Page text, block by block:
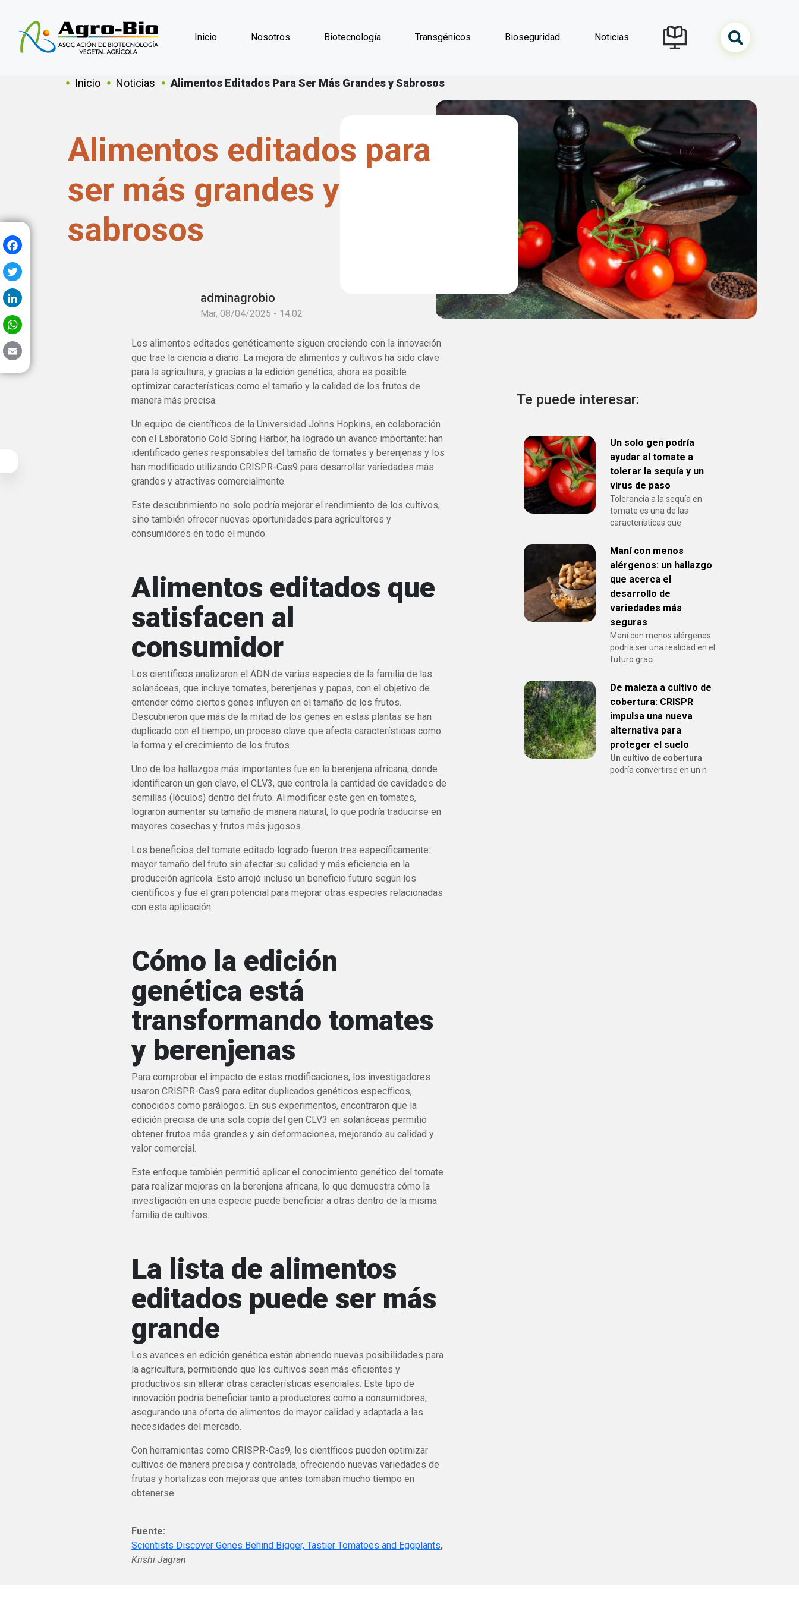
Inicio Nosotros Biotecnología Transgénicos Bioseguridad Noticias
Sobrescribir enlaces de ayuda a la navegación
Inicio Noticias Alimentos Editados Para Ser Más Grandes y Sabrosos
Alimentos editados para
ser más grandes y
sabrosos
adminagrobio
Mar, 08/04/2025 - 14:02
Los alimentos editados genéticamente siguen creciendo con la innovación
que trae la ciencia a diario. La mejora de alimentos y cultivos ha sido clave
para la agricultura, y gracias a la edición genética, ahora es posible
optimizar características como el tamaño y la calidad de los frutos de
manera más precisa.
Un equipo de científicos de la Universidad Johns Hopkins, en colaboración
con el Laboratorio Cold Spring Harbor, ha logrado un avance importante: han
identificado genes responsables del tamaño de tomates y berenjenas y los
han modificado utilizando CRISPR-Cas9 para desarrollar variedades más
grandes y atractivas comercialmente.
Este descubrimiento no solo podría mejorar el rendimiento de los cultivos,
sino también ofrecer nuevas oportunidades para agricultores y
consumidores en todo el mundo.
Alimentos editados que
satisfacen al
consumidor
Los científicos analizaron el ADN de varias especies de la familia de las
solanáceas, que incluye tomates, berenjenas y papas, con el objetivo de
entender cómo ciertos genes influyen en el tamaño de los frutos.
Descubrieron que más de la mitad de los genes en estas plantas se han
duplicado con el tiempo, un proceso clave que afecta características como
la forma y el crecimiento de los frutos.
Uno de los hallazgos más importantes fue en la berenjena africana, donde
identificaron un gen clave, el CLV3, que controla la cantidad de cavidades de
semillas (lóculos) dentro del fruto. Al modificar este gen en tomates,
lograron aumentar su tamaño de manera natural, lo que podría traducirse en
mayores cosechas y frutos más jugosos.
Los beneficios del tomate editado logrado fueron tres específicamente:
mayor tamaño del fruto sin afectar su calidad y más eficiencia en la
producción agrícola. Esto arrojó incluso un beneficio futuro según los
científicos y fue el gran potencial para mejorar otras especies relacionadas
con esta aplicación.
Cómo la edición
genética está
transformando tomates
y berenjenas
Para comprobar el impacto de estas modificaciones, los investigadores
usaron CRISPR-Cas9 para editar duplicados genéticos específicos,
conocidos como parálogos. En sus experimentos, encontraron que la
edición precisa de una sola copia del gen CLV3 en solanáceas permitió
obtener frutos más grandes y sin deformaciones, mejorando su calidad y
valor comercial.
Este enfoque también permitió aplicar el conocimiento genético del tomate
para realizar mejoras en la berenjena africana, lo que demuestra cómo la
investigación en una especie puede beneficiar a otras dentro de la misma
familia de cultivos.
La lista de alimentos
editados puede ser más
grande
Los avances en edición genética están abriendo nuevas posibilidades para
la agricultura, permitiendo que los cultivos sean más eficientes y
productivos sin alterar otras características esenciales. Este tipo de
innovación podría beneficiar tanto a productores como a consumidores,
asegurando una oferta de alimentos de mayor calidad y adaptada a las
necesidades del mercado.
Con herramientas como CRISPR-Cas9, los científicos pueden optimizar
cultivos de manera precisa y controlada, ofreciendo nuevas variedades de
frutas y hortalizas con mejoras que antes tomaban mucho tiempo en
obtenerse.
Fuente:
Scientists Discover Genes Behind Bigger, Tastier Tomatoes and Eggplants,
Krishi Jagran
Te puede interesar:
Un solo gen podría
ayudar al tomate a
tolerar la sequía y un
virus de paso
Tolerancia a la sequía en
tomate es una de las
características que
Maní con menos
alérgenos: un hallazgo
que acerca el
desarrollo de
variedades más
seguras
Maní con menos alérgenos
podría ser una realidad en el
futuro graci
De maleza a cultivo de
cobertura: CRISPR
impulsa una nueva
alternativa para
proteger el suelo
Un cultivo de cobertura
podría convertirse en un n
Facebook